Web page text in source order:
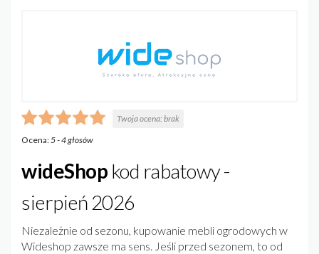
Twoja ocena:brak
Ocena:5-4głosów
wideShop kod rabatowy -
sierpień 2026
Niezależnie od sezonu, kupowanie mebli ogrodowych w
Wideshop zawsze ma sens. Jeśli przed sezonem, to od